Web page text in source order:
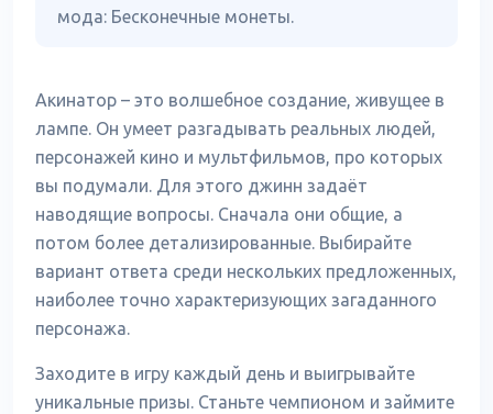
мода: Бесконечные монеты.
Акинатор – это волшебное создание, живущее в
лампе. Он умеет разгадывать реальных людей,
персонажей кино и мультфильмов, про которых
вы подумали. Для этого джинн задаёт
наводящие вопросы. Сначала они общие, а
потом более детализированные. Выбирайте
вариант ответа среди нескольких предложенных,
наиболее точно характеризующих загаданного
персонажа.
Заходите в игру каждый день и выигрывайте
уникальные призы. Станьте чемпионом и займите